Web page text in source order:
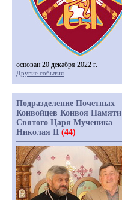
основан 20 декабря 2022 г.
Другие события
Подразделение Почетных
Конвойцев Конвоя Памяти
Святого Царя Мученика
Николая II (44)